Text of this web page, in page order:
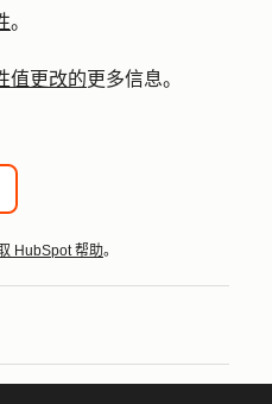
。
值更改的更多信息。
HubSpot 帮助。